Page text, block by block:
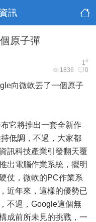
訊
原子彈
1#
1836 0
向微軟丟了一個原子
它將推出一套全新作
低調，不過，大家都
訊科技產業引發翻天覆
出電腦作業系統，擺明
仗，微軟的PC作業系
近年來，這樣的優勢已
不過，Google這個無
成前所未見的挑戰，一